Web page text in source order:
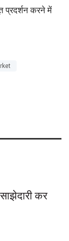
प्रदर्शन करने में
कर